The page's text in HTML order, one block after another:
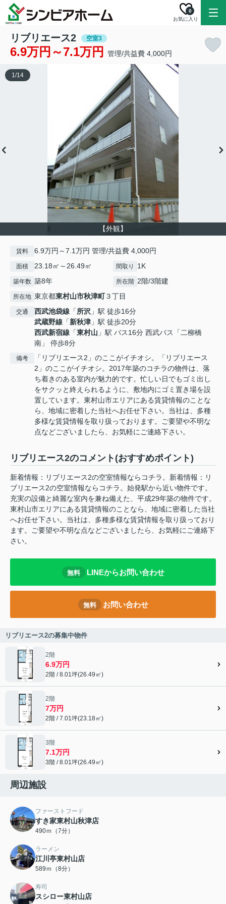
お気に入り
0
リブリエース2 空室3
6.9万円～7.1万円 管理/共益費 4,000円
【外観】
1/14
賃料 6.9万円～7.1万円 管理/共益費 4,000円
面積 23.18㎡～26.49㎡ 間取り 1K
築年数 築8年 所在階 2階/3階建
所在地 東京都東村山市秋津町３丁目
交通 西武池袋線 「所沢 」駅 徒歩16分
武蔵野線 「新秋津 」駅 徒歩20分
西武新宿線 「東村山 」駅 バス16分 西武バス「二柳橋
南」 停歩8分
備考
「リブリエース2」のここがイチオシ。「リブリエース
2」のここがイチオシ。2017年築のコチラの物件は、落
ち着きのある室内が魅力的です。忙しい日でもゴミ出し
をサクッと終えられるように、敷地内にゴミ置き場を設
置しています。東村山市エリアにある賃貸情報のことな
ら、地域に密着した当社へお任せ下さい。当社は、多種
多様な賃貸情報を取り扱っております。ご要望や不明な
点などございましたら、お気軽にご連絡下さい。
リブリエース2のコメント(おすすめポイント)
新着情報：リブリエース2の空室情報ならコチラ。新着情報：リ
ブリエース2の空室情報ならコチラ。始発駅から近い物件です。
充実の設備と綺麗な室内を兼ね備えた、平成29年築の物件です。
東村山市エリアにある賃貸情報のことなら、地域に密着した当社
へお任せ下さい。当社は、多種多様な賃貸情報を取り扱っており
ます。ご要望や不明な点などございましたら、お気軽にご連絡下
さい。
無料 LINEからお問い合わせ
無料 お問い合わせ
リブリエース2の募集中物件
2階
6.9万円
2階 / 8.01坪(26.49㎡)
2階
7万円
2階 / 7.01坪(23.18㎡)
3階
7.1万円
3階 / 8.01坪(26.49㎡)
周辺施設
ファーストフード
すき家東村山秋津店
490ｍ（7分）
ラーメン
江川亭東村山店
589ｍ（8分）
寿司
スシロー東村山店